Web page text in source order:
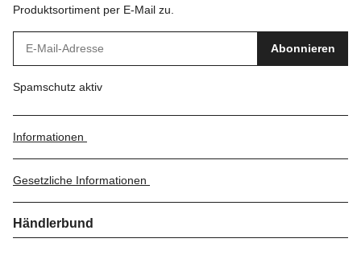
Produktsortiment per E-Mail zu.
Abonnieren
Spamschutz aktiv
Informationen
Gesetzliche Informationen
Händlerbund